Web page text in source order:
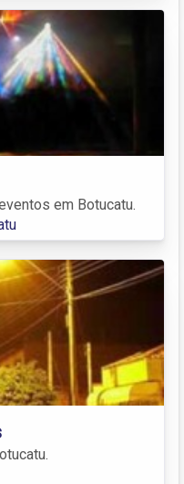
em Botucatu.